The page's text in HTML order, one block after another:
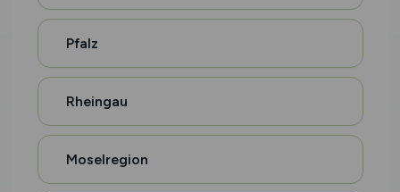
Pfalz
Rheingau
Moselregion